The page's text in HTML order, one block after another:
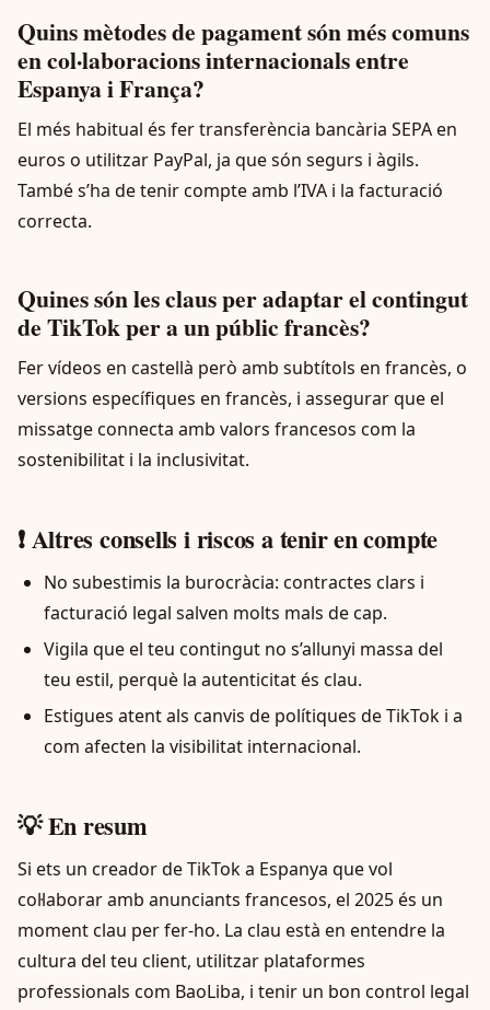
Quins mètodes de pagament són més comuns
en col·laboracions internacionals entre
Espanya i França?
El més habitual és fer transferència bancària SEPA en
euros o utilitzar PayPal, ja que són segurs i àgils.
També s’ha de tenir compte amb l’IVA i la facturació
correcta.
Quines són les claus per adaptar el contingut
de TikTok per a un públic francès?
Fer vídeos en castellà però amb subtítols en francès, o
versions específiques en francès, i assegurar que el
missatge connecta amb valors francesos com la
sostenibilitat i la inclusivitat.
❗ Altres consells i riscos a tenir en compte
No subestimis la burocràcia: contractes clars i
facturació legal salven molts mals de cap.
Vigila que el teu contingut no s’allunyi massa del
teu estil, perquè la autenticitat és clau.
Estigues atent als canvis de polítiques de TikTok i a
com afecten la visibilitat internacional.
💡 En resum
Si ets un creador de TikTok a Espanya que vol
col·laborar amb anunciants francesos, el 2025 és un
moment clau per fer-ho. La clau està en entendre la
cultura del teu client, utilitzar plataformes
professionals com BaoLiba, i tenir un bon control legal